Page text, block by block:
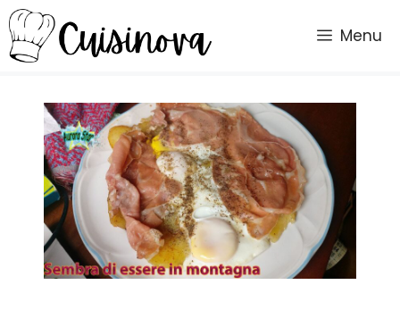
Vai
al
contenuto
Menu